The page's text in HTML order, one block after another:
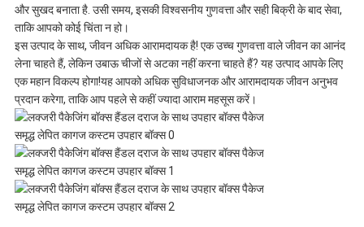
साइटमैप
गोपनीयता
नीति
और सुखद बनाता है. उसी समय, इसकी विश्वसनीय गुणवत्ता और सही बिक्री के बाद सेवा,
ताकि आपको कोई चिंता न हो।
इस उत्पाद के साथ, जीवन अधिक आरामदायक है! एक उच्च गुणवत्ता वाले जीवन का आनंद
लेना चाहते हैं, लेकिन उबाऊ चीजों से अटका नहीं करना चाहते हैं? यह उत्पाद आपके लिए
एक महान विकल्प होगा!यह आपको अधिक सुविधाजनक और आरामदायक जीवन अनुभव
प्रदान करेगा, ताकि आप पहले से कहीं ज्यादा आराम महसूस करें।